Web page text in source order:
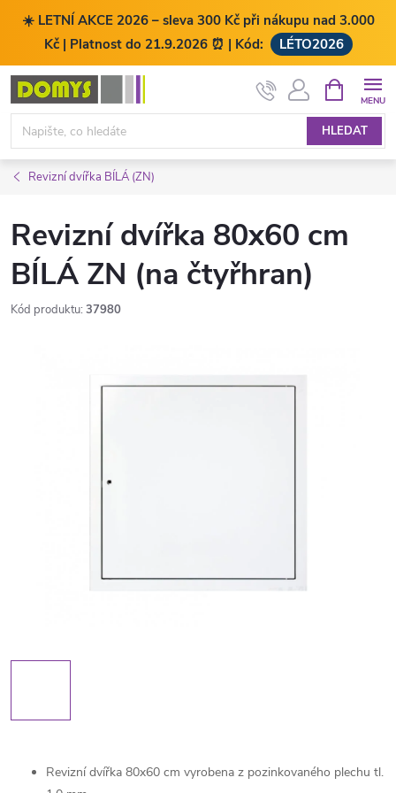
☀️ LETNÍ AKCE 2026 – sleva 300 Kč při nákupu nad 3.000
Kč | Platnost do 21.9.2026 ⏰ | Kód:
LÉTO2026
Přejít
obsah
HLEDAT
NÁKUPNÍ
KOŠÍK
Revizní dvířka BÍLÁ (ZN)
Revizní dvířka 80x60 cm
BÍLÁ ZN (na čtyřhran)
Kód produktu: 37980
Revizní dvířka 80x60 cm vyrobena z pozinkovaného plechu tl.